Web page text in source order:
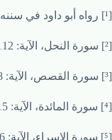
[¹] رواه أبو داود في سننه (4297)، وأحمد في مسنده (16762).
[²] سورة النحل، الآية: 112.
[³] سورة القصص، الآية: 58.
[⁴] سورة المائدة، الآية: 15.
[⁵] سورة الإسراء، الآية: 16.